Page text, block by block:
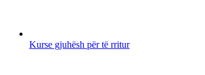
Kurse gjuhësh për të rritur